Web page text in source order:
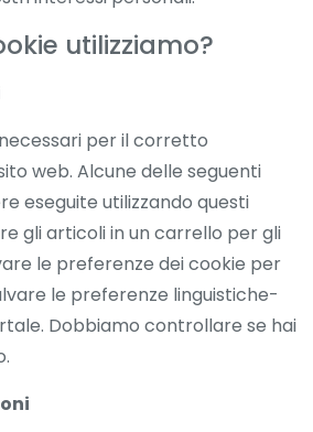
utilizziamo?
per il corretto
web. Alcune delle seguenti
eseguite utilizzando questi
gli articoli in un carrello per gli
le preferenze dei cookie per
le preferenze linguistiche-
Dobbiamo controllare se hai